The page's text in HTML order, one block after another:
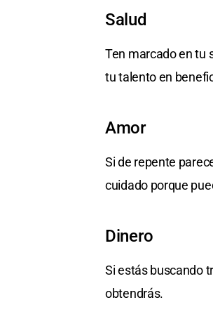
Salud
Ten marcado en tu
tu talento en
Amor
Si de repente
cuidado porque
Dinero
Si estás buscando
obtendrás.